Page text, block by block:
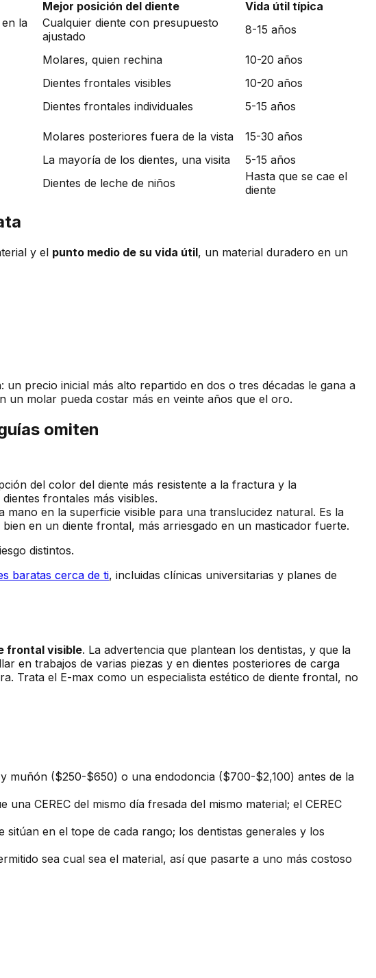
Mejor posición del diente
Vida útil típica
la
Cualquier diente con presupuesto
ajustado
8-15 años
Molares, quien rechina
10-20 años
Dientes frontales visibles
10-20 años
Dientes frontales individuales 5-15 años
Molares posteriores fuera de la vista
15-30 años
La mayoría de los dientes, una visita
5-15 años
Dientes de leche de niños
Hasta que se cae el
diente
y el punto medio de su vida útil, un material duradero en un
precio inicial más alto repartido en dos o tres décadas le gana a
un molar pueda costar más en veinte años que el oro.
omiten
del color del diente más resistente a la fractura y la
frontales más visibles.
en la superficie visible para una translucidez natural. Es la
en un diente frontal, más arriesgado en un masticador fuerte.
distintos.
baratas cerca de ti, incluidas clínicas universitarias y planes de
frontal visible. La advertencia que plantean los dentistas, y que la
en trabajos de varias piezas y en dientes posteriores de carga
Trata el E-max como un especialista estético de diente frontal, no
muñón ($250-$650) o una endodoncia ($700-$2,100) antes de la
CEREC del mismo día fresada del mismo material; el CEREC
en el tope de cada rango; los dentistas generales y los
sea cual sea el material, así que pasarte a uno más costoso